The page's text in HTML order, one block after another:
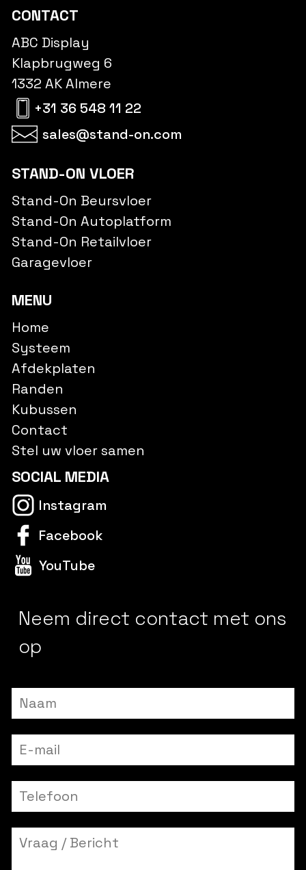
CONTACT
ABC Display
Klapbrugweg 6
1332 AK Almere
+31 36 548 11 22
sales@stand-on.com
STAND-ON VLOER
Stand-On Beursvloer
Stand-On Autoplatform
Stand-On Retailvloer
Garagevloer
MENU
Home
Systeem
Afdekplaten
Randen
Kubussen
Contact
Stel uw vloer samen
SOCIAL MEDIA
Instagram
Facebook
YouTube
Neem direct contact met ons
op